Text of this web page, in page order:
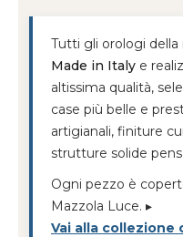
Tutti gli orologi della
Made in Italy e
altissima qualità,
case più belle e
artigianali, finiture
strutture solide
Ogni pezzo è
Mazzola Luce. ▸
Vai alla collezione